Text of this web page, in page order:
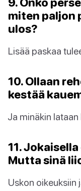
miten paljon
ulos?
Lisää paskaa
10. Ollaan
kestää
Ja minäkin
11.
Mutta sinä
Uskon oikeuksiin